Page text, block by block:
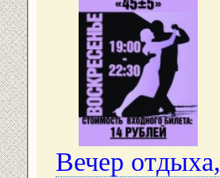
Вечер отдыха,